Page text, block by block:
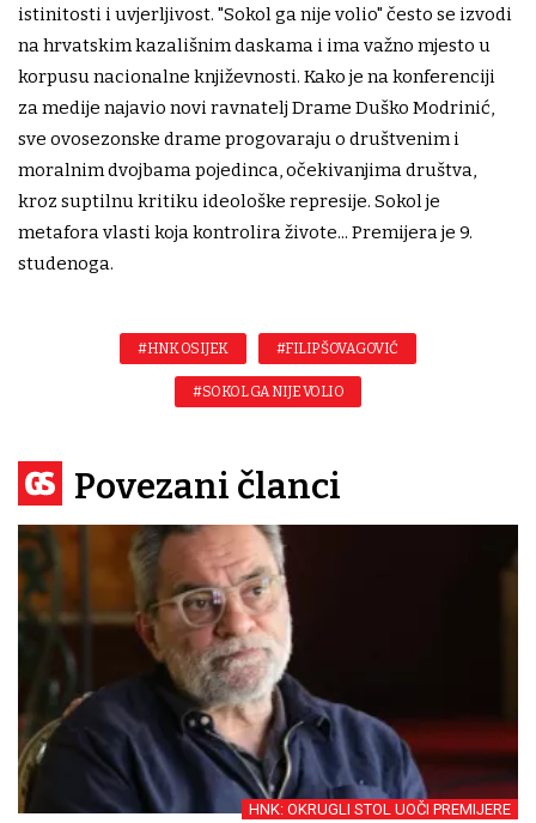
istinitosti i uvjerljivost. "Sokol ga nije volio" često se izvodi
na hrvatskim kazališnim daskama i ima važno mjesto u
korpusu nacionalne književnosti. Kako je na konferenciji
za medije najavio novi ravnatelj Drame Duško Modrinić,
sve ovosezonske drame progovaraju o društvenim i
moralnim dvojbama pojedinca, očekivanjima društva,
kroz suptilnu kritiku ideološke represije. Sokol je
metafora vlasti koja kontrolira živote... Premijera je 9.
studenoga.
#HNK OSIJEK #FILIP ŠOVAGOVIĆ
#SOKOL GA NIJE VOLIO
Povezani članci
HNK: OKRUGLI STOL UOČI PREMIJERE